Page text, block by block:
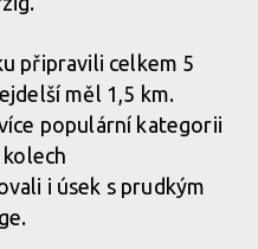
připravili celkem 5
měl 1,5 km.
populární kategorii
kolech
i úsek s prudkým